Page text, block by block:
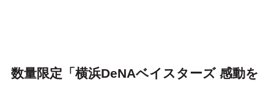
数量限定「横浜DeNAベイスターズ 感動を